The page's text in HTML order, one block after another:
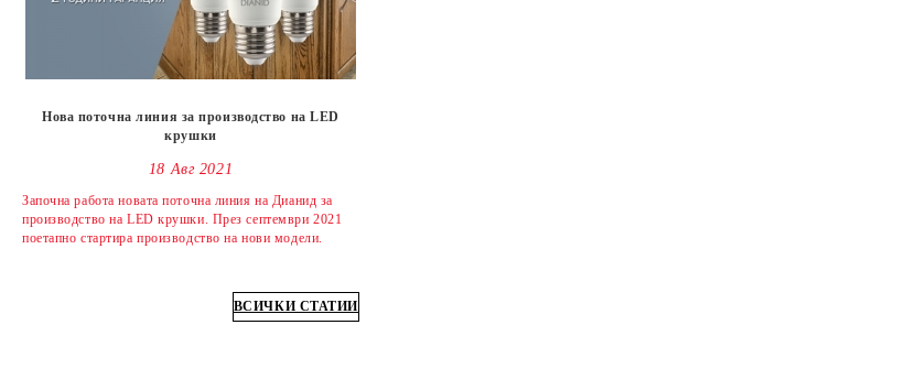
Нова поточна линия за производство на LED
крушки
18 Авг 2021
Започна работа новата поточна линия на Дианид за
производство на LED крушки. През септември 2021
поетапно стартира производство на нови модели.
ВСИЧКИ СТАТИИ